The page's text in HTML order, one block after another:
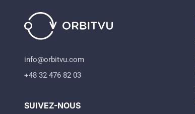
info@orbitvu.com
+48 32 476 82 03
SUIVEZ-NOUS